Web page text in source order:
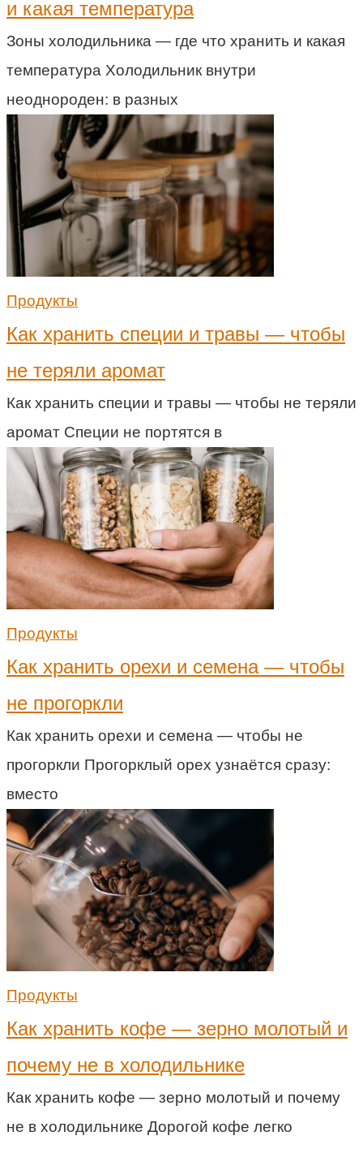
и какая температура
Зоны холодильника — где что хранить и какая
температура Холодильник внутри
неоднороден: в разных
Продукты
Как хранить специи и травы — чтобы
не теряли аромат
Как хранить специи и травы — чтобы не теряли
аромат Специи не портятся в
Продукты
Как хранить орехи и семена — чтобы
не прогоркли
Как хранить орехи и семена — чтобы не
прогоркли Прогорклый орех узнаётся сразу:
вместо
Продукты
Как хранить кофе — зерно молотый и
почему не в холодильнике
Как хранить кофе — зерно молотый и почему
не в холодильнике Дорогой кофе легко